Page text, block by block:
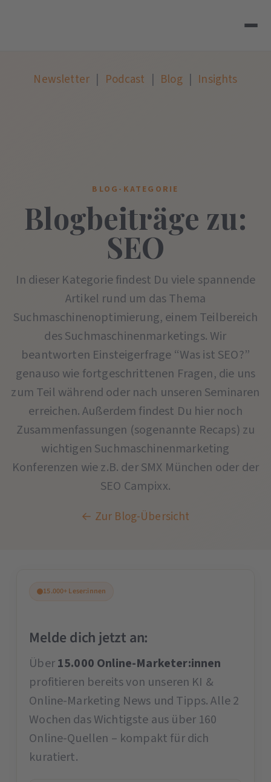
Newsletter Podcast Blog Insights
BLOG-KATEGORIE
Blogbeiträge zu:
SEO
In dieser Kategorie findest Du viele spannende
Artikel rund um das Thema
Suchmaschinenoptimierung, einem Teilbereich
des Suchmaschinenmarketings. Wir
beantworten Einsteigerfrage “Was ist SEO?”
genauso wie fortgeschrittenen Fragen, die uns
zum Teil während oder nach unseren Seminaren
erreichen. Außerdem findest Du hier noch
Zusammenfassungen (sogenannte Recaps) zu
wichtigen Suchmaschinenmarketing
Konferenzen wie z.B. der SMX München oder der
SEO Campixx.
← Zur Blog-Übersicht
15.000+ Leser:innen
Melde dich jetzt an:
Über15.000 Online-Marketer:innen
profitieren bereits von unseren KI &
Online-Marketing News und Tipps. Alle 2
Wochen das Wichtigste aus über 160
Online-Quellen – kompakt für dich
kuratiert.